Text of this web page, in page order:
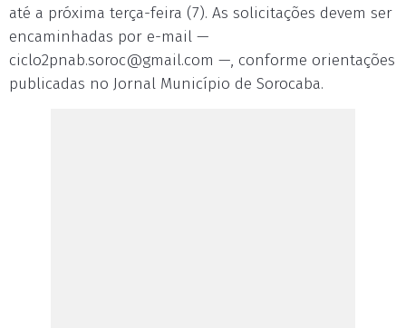
até a próxima terça-feira (7). As solicitações devem ser
encaminhadas por e-mail —
ciclo2pnab.soroc@gmail.com —, conforme orientações
publicadas no Jornal Município de Sorocaba.